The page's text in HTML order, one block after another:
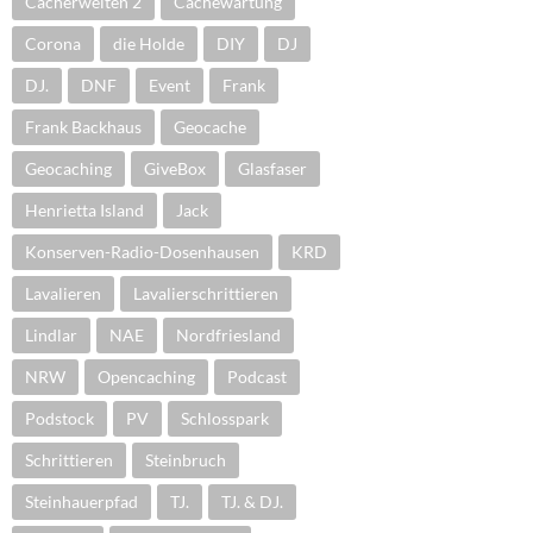
Corona die Holde DIY DJ
DJ. DNF Event Frank
Frank Backhaus Geocache
Geocaching GiveBox Glasfaser
Henrietta Island Jack
Konserven-Radio-Dosenhausen KRD
Lavalieren Lavalierschrittieren
Lindlar NAE Nordfriesland
NRW Opencaching Podcast
Podstock PV Schlosspark
Schrittieren Steinbruch
Steinhauerpfad TJ. TJ. & DJ.